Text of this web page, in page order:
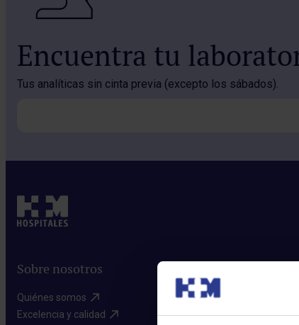
Encuentra tu
Tus analíticas sin cinta previa (excepto los sábados).
Sobre nosotros
Quiénes somos​
Excelencia y calidad​